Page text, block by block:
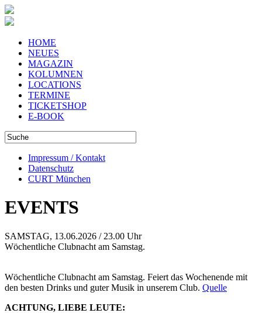
HOME
NEUES
MAGAZIN
KOLUMNEN
LOCATIONS
TERMINE
TICKETSHOP
E-BOOK
Impressum / Kontakt
Datenschutz
CURT München
EVENTS
SAMSTAG, 13.06.2026 / 23.00 Uhr
Wöchentliche Clubnacht am Samstag.
Wöchentliche Clubnacht am Samstag. Feiert das Wochenende mit
den besten Drinks und guter Musik in unserem Club. Quelle
ACHTUNG, LIEBE LEUTE: